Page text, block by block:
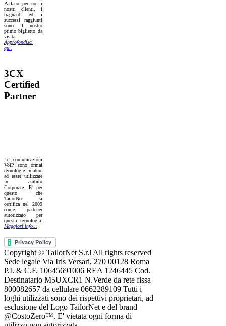
Parlano per noi i
nostri clienti, i
traguardi ed i
successi raggiunti
sono il nostro
primo biglietto da
visita.
Approfondisci
quì.
3CX
Certified
Partner
Le comunicazioni
VoiP sono ormai
tecnologie mature
ad esser utilizzate
in ambito
Corporate. E' per
questo che
TailorNet si
certifica nel 2009
come partener
autorizzato per
questa tecnologia.
Maggiori info...
Copyright © TailorNet S.r.l All rights reserved
Sede legale Via Iris Versari, 270 00128 Roma
P.I. & C.F. 10645691006 REA 1246445 Cod.
Destinatario M5UXCR1 N.Verde da rete fissa
800082657 da cellulare 0662289109 Tutti i
loghi utilizzati sono dei rispettivi proprietari, ad
esclusione del Logo TailorNet e del brand
@CostoZero™. E' vietata ogni forma di